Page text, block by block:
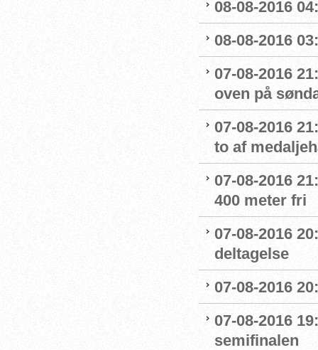
08-08-2016
08-08-2016
07-08-2016
oven på
07-08-2016
to af
07-08-2016
400 meter fri
07-08-2016
deltagelse
07-08-2016
07-08-2016
semifinalen